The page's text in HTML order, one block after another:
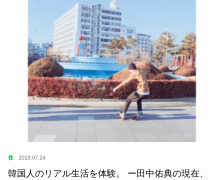
住 2019.07.24
韓国人のリアル生活を体験。 ー田中佑典の現在、